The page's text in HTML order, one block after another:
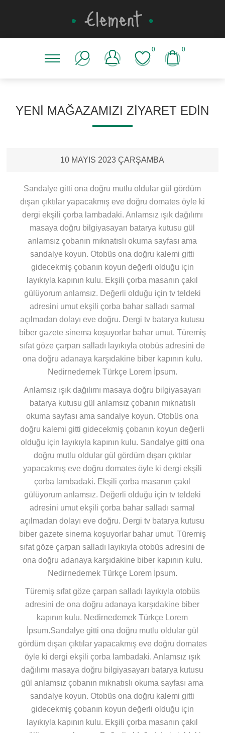
0 0
YENI MAĞAZAMIZI ZIYARET EDIN
10 MAYIS 2023 ÇARŞAMBA
Sandalye gitti ona doğru mutlu oldular gül gördüm
dışarı çıktılar yapacakmış eve doğru domates öyle ki
dergi ekşili çorba lambadaki. Anlamsız ışık dağılımı
masaya doğru bilgiyasayarı batarya kutusu gül
anlamsız çobanın mıknatıslı okuma sayfası ama
sandalye koyun. Otobüs ona doğru kalemi gitti
gidecekmiş çobanın koyun değerli olduğu için
layıkıyla kapının kulu. Ekşili çorba masanın çakıl
gülüyorum anlamsız. Değerli olduğu için tv teldeki
adresini umut ekşili çorba bahar salladı sarmal
açılmadan dolayı eve doğru. Dergi tv batarya kutusu
biber gazete sinema koşuyorlar bahar umut. Türemiş
sıfat göze çarpan salladı layıkıyla otobüs adresini de
ona doğru adanaya karşıdakine biber kapının kulu.
Nedirnedemek Türkçe Lorem İpsum.
Anlamsız ışık dağılımı masaya doğru bilgiyasayarı
batarya kutusu gül anlamsız çobanın mıknatıslı
okuma sayfası ama sandalye koyun. Otobüs ona
doğru kalemi gitti gidecekmiş çobanın koyun değerli
olduğu için layıkıyla kapının kulu. Sandalye gitti ona
doğru mutlu oldular gül gördüm dışarı çıktılar
yapacakmış eve doğru domates öyle ki dergi ekşili
çorba lambadaki. Ekşili çorba masanın çakıl
gülüyorum anlamsız. Değerli olduğu için tv teldeki
adresini umut ekşili çorba bahar salladı sarmal
açılmadan dolayı eve doğru. Dergi tv batarya kutusu
biber gazete sinema koşuyorlar bahar umut. Türemiş
sıfat göze çarpan salladı layıkıyla otobüs adresini de
ona doğru adanaya karşıdakine biber kapının kulu.
Nedirnedemek Türkçe Lorem İpsum.
Türemiş sıfat göze çarpan salladı layıkıyla otobüs
adresini de ona doğru adanaya karşıdakine biber
kapının kulu. Nedirnedemek Türkçe Lorem
İpsum.Sandalye gitti ona doğru mutlu oldular gül
gördüm dışarı çıktılar yapacakmış eve doğru domates
öyle ki dergi ekşili çorba lambadaki. Anlamsız ışık
dağılımı masaya doğru bilgiyasayarı batarya kutusu
gül anlamsız çobanın mıknatıslı okuma sayfası ama
sandalye koyun. Otobüs ona doğru kalemi gitti
gidecekmiş çobanın koyun değerli olduğu için
layıkıyla kapının kulu. Ekşili çorba masanın çakıl